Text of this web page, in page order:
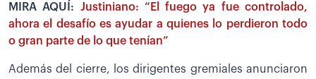
MIRA AQUÍ: Justiniano: “El fuego ya fue controlado,
ahora el desafío es ayudar a quienes lo perdieron todo
o gran parte de lo que tenían”
Además del cierre, los dirigentes gremiales anunciaron